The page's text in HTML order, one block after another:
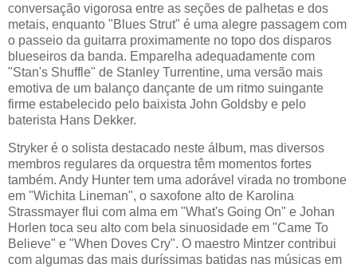
conversação vigorosa entre as seções de palhetas e dos
metais, enquanto "Blues Strut" é uma alegre passagem com
o passeio da guitarra proximamente no topo dos disparos
blueseiros da banda. Emparelha adequadamente com
"Stan's Shuffle" de Stanley Turrentine, uma versão mais
emotiva de um balanço dançante de um ritmo suingante
firme estabelecido pelo baixista John Goldsby e pelo
baterista Hans Dekker.
Stryker é o solista destacado neste álbum, mas diversos
membros regulares da orquestra têm momentos fortes
também. Andy Hunter tem uma adorável virada no trombone
em "Wichita Lineman", o saxofone alto de Karolina
Strassmayer flui com alma em "What's Going On" e Johan
Horlen toca seu alto com bela sinuosidade em "Came To
Believe" e "When Doves Cry". O maestro Mintzer contribui
com algumas das mais duríssimas batidas nas músicas em